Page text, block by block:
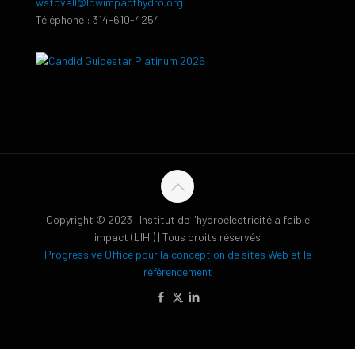
Téléphone : 314-610-4254
Copyright © 2023 | Institut de l'hydroélectricité à faible
impact (LIHI) | Tous droits réservés
Progressive Office pour la conception de sites Web et le
référencement